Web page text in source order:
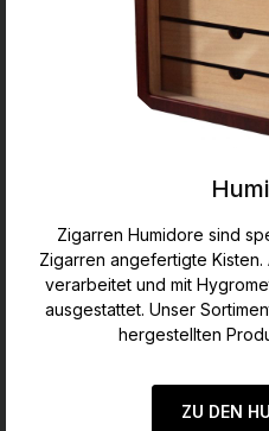
Zigarren Humidore sind
Zigarren angefertigte
verarbeitet und mit
ausgestattet. Unser
hergestellten
ZU DEN